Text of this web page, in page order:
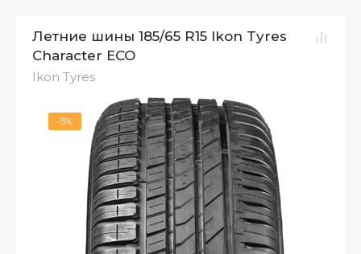
Летние шины 185/65 R15 Ikon Tyres
Character ECO
Ikon Tyres
-5%